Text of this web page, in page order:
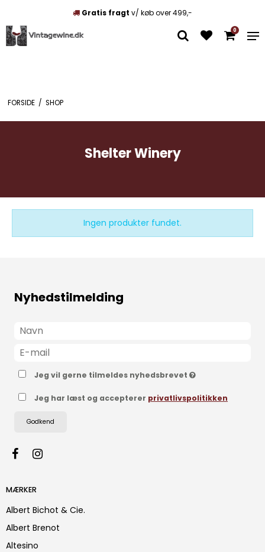
Gratis fragt v/ køb over 499,-
0
FORSIDE / SHOP
Shelter Winery
Ingen produkter fundet.
Nyhedstilmelding
Jeg vil gerne tilmeldes nyhedsbrevet
Jeg har læst og accepterer privatlivspolitikken
Godkend
MÆRKER
Albert Bichot & Cie.
Albert Brenot
Altesino